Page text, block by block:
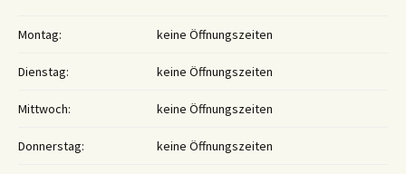
Montag: keine Öffnungszeiten
Dienstag: keine Öffnungszeiten
Mittwoch: keine Öffnungszeiten
Donnerstag: keine Öffnungszeiten